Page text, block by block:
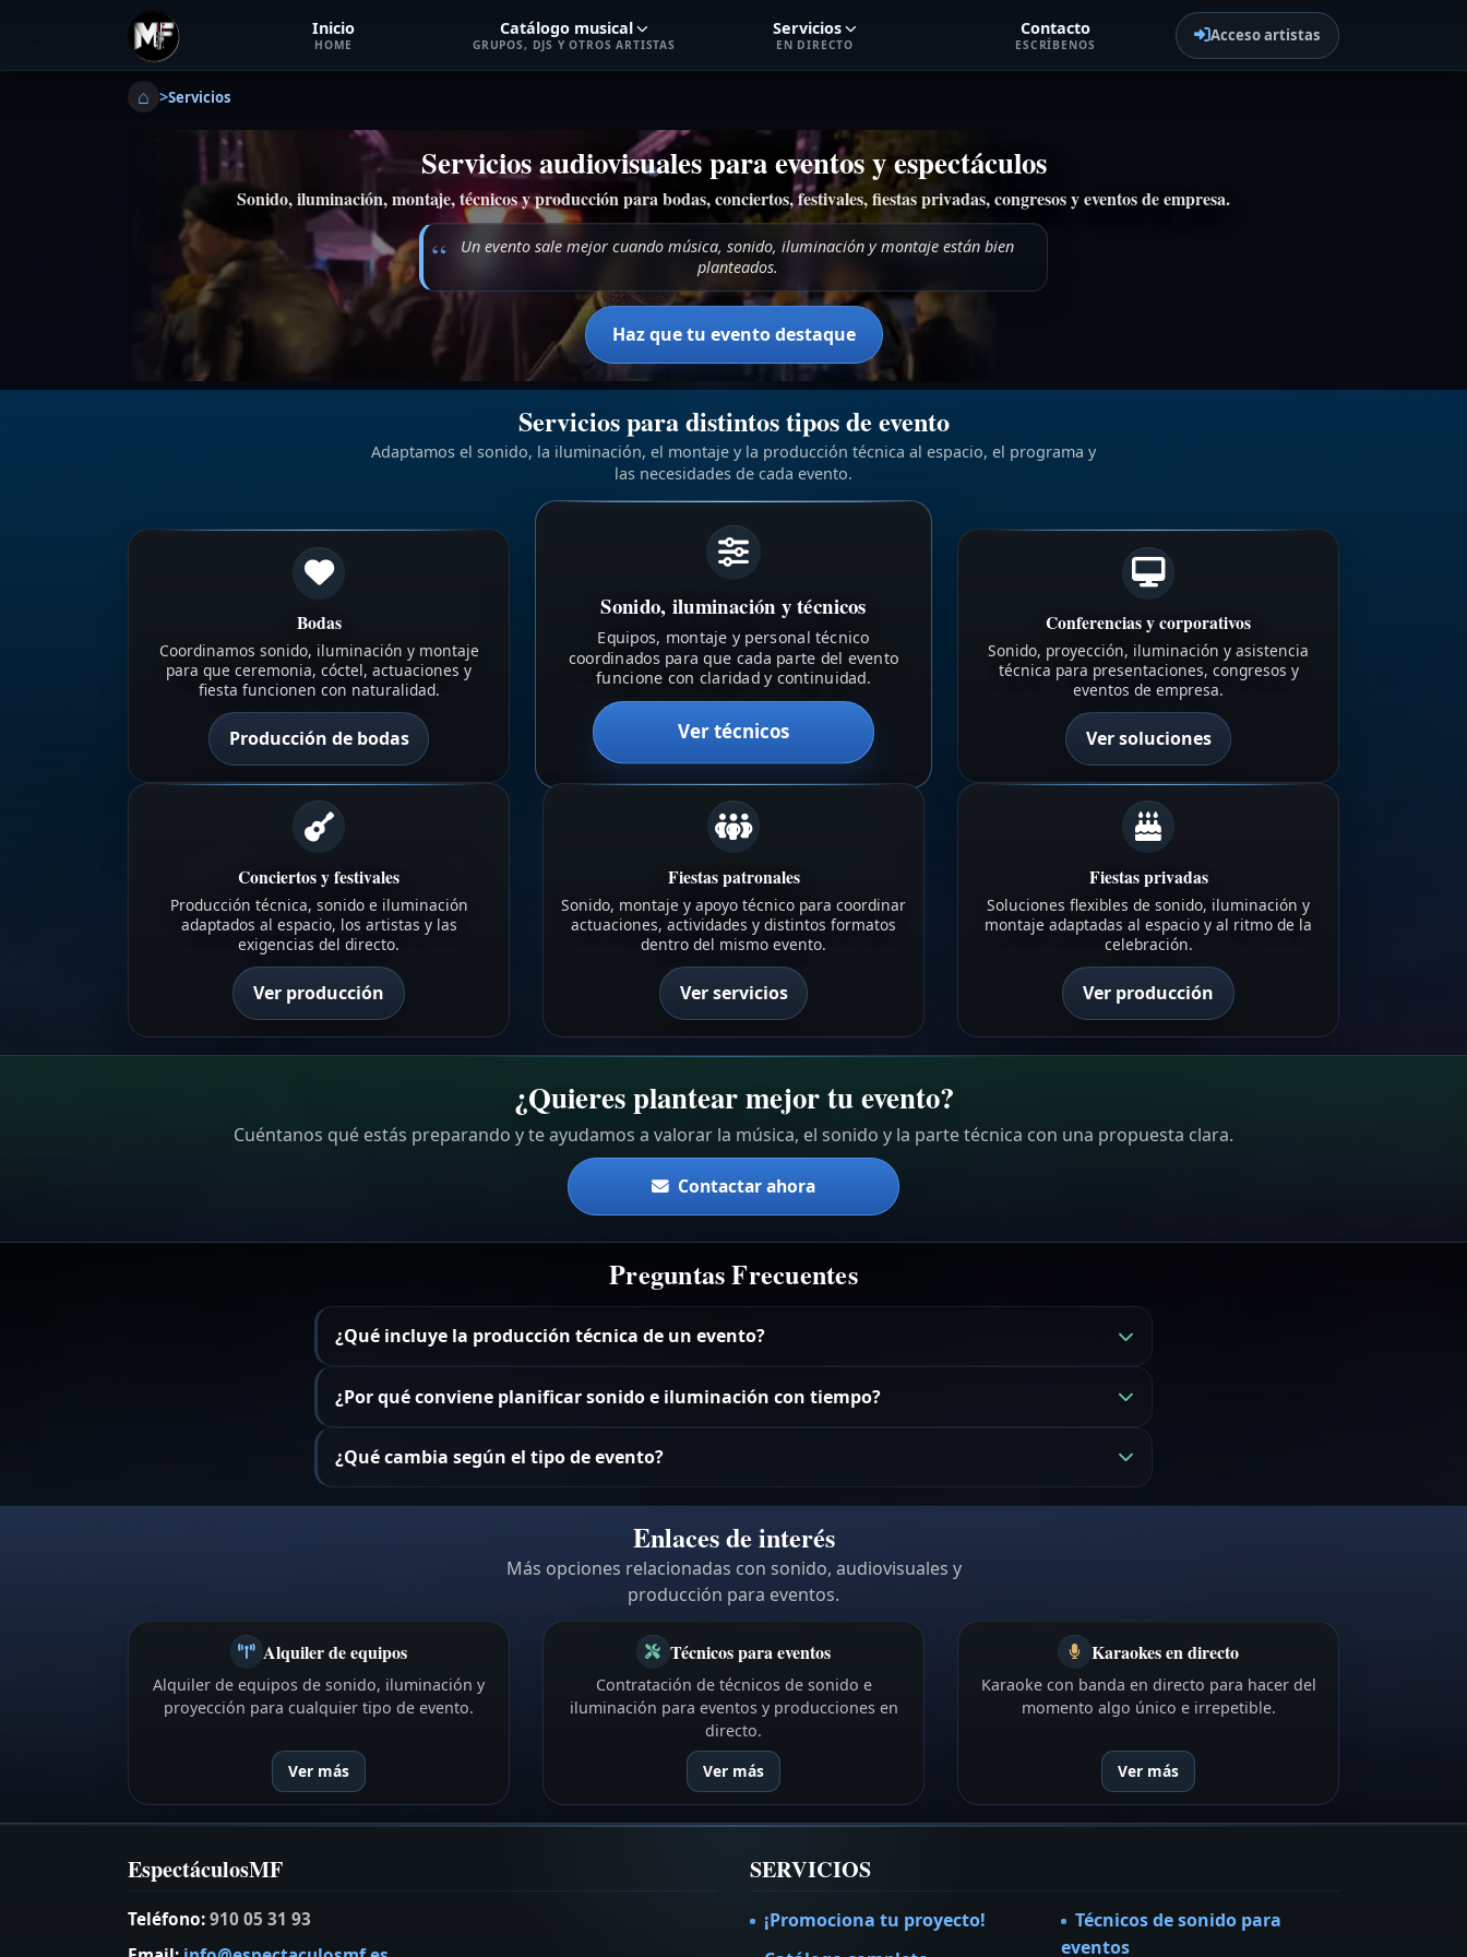
Inicio
HOME
Catálogo musical
GRUPOS, DJS Y OTROS ARTISTAS
Servicios
EN DIRECTO
Contacto
ESCRÍBENOS
Acceso artistas
⌂ >Servicios
Servicios audiovisuales para eventos y espectáculos
Sonido, iluminación, montaje, técnicos y producción para bodas, conciertos, festivales, fiestas privadas, congresos y eventos de empresa.
Un evento sale mejor cuando música, sonido, iluminación y montaje están bien
planteados.
Haz que tu evento destaque
Servicios para distintos tipos de evento
Adaptamos el sonido, la iluminación, el montaje y la producción técnica al espacio, el programa y
las necesidades de cada evento.
Bodas
Coordinamos sonido, iluminación y montaje
para que ceremonia, cóctel, actuaciones y
fiesta funcionen con naturalidad.
Producción de bodas
Sonido, iluminación y técnicos
Equipos, montaje y personal técnico
coordinados para que cada parte del evento
funcione con claridad y continuidad.
Ver técnicos
Conferencias y corporativos
Sonido, proyección, iluminación y asistencia
técnica para presentaciones, congresos y
eventos de empresa.
Ver soluciones
Conciertos y festivales
Producción técnica, sonido e iluminación
adaptados al espacio, los artistas y las
exigencias del directo.
Ver producción
Fiestas patronales
Sonido, montaje y apoyo técnico para coordinar
actuaciones, actividades y distintos formatos
dentro del mismo evento.
Ver servicios
Fiestas privadas
Soluciones flexibles de sonido, iluminación y
montaje adaptadas al espacio y al ritmo de la
celebración.
Ver producción
¿Quieres plantear mejor tu evento?
Cuéntanos qué estás preparando y te ayudamos a valorar la música, el sonido y la parte técnica con una propuesta clara.
Contactar ahora
Preguntas Frecuentes
¿Qué incluye la producción técnica de un evento?
¿Por qué conviene planificar sonido e iluminación con tiempo?
¿Qué cambia según el tipo de evento?
Enlaces de interés
Más opciones relacionadas con sonido, audiovisuales y
producción para eventos.
Alquiler de equipos
Alquiler de equipos de sonido, iluminación y
proyección para cualquier tipo de evento.
Ver más
Técnicos para eventos
Contratación de técnicos de sonido e
iluminación para eventos y producciones en
directo.
Ver más
Karaokes en directo
Karaoke con banda en directo para hacer del
momento algo único e irrepetible.
Ver más
EspectáculosMF
Teléfono:910 05 31 93
SERVICIOS
¡Promociona tu proyecto!
Técnicos de sonido para
eventos